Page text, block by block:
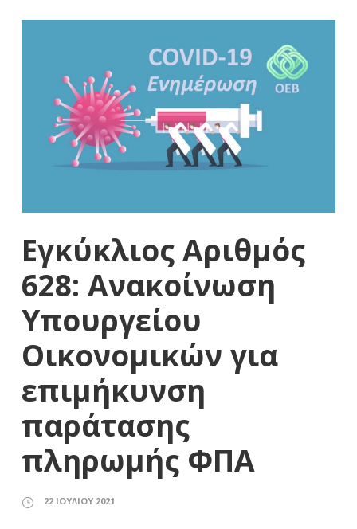
Εγκύκλιος Αριθμός
628: Ανακοίνωση
Υπουργείου
Οικονομικών για
επιμήκυνση
παράτασης
πληρωμής ΦΠΑ
22 ΙΟΥΛΊΟΥ 2021